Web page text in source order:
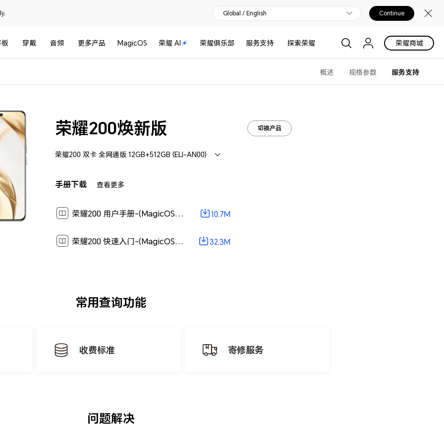
Global / English Continue
穿戴 音频 更多产品 MagicOS 荣耀 AI 荣耀俱乐部 服务支持 探索荣耀 荣耀商城
概述 规格参数 服务支持
荣耀200焕新版
荣耀200 双卡 全网通版 12GB+512GB (ELI-AN00)
手册下载 查看更多
荣耀200 用户手册-(MagicOS 8.0_01,zh-cn)[ 10.7M ] 10.7M
荣耀200 快速入门-(MagicOS 8.0_02,zh-cn)[ 32.3M ] 32.3M
切换产品
常用查询功能
收费标准 寄修服务
问题解决